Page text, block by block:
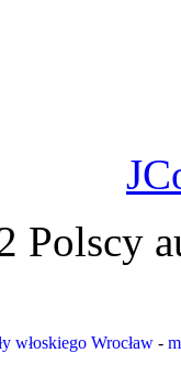
włoskiego Wrocław -